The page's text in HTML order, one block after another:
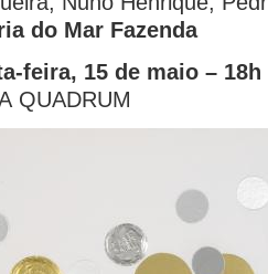
do Mar Fazenda
feira, 15 de maio – 18h
QUADRUM